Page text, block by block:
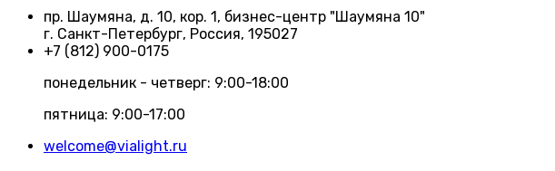
пр. Шаумяна, д. 10, кор. 1, бизнес-центр "Шаумяна 10"
г. Санкт-Петербург, Россия, 195027
+7 (812) 900-0175
понедельник - четверг: 9:00-18:00
пятница: 9:00-17:00
welcome@vialight.ru